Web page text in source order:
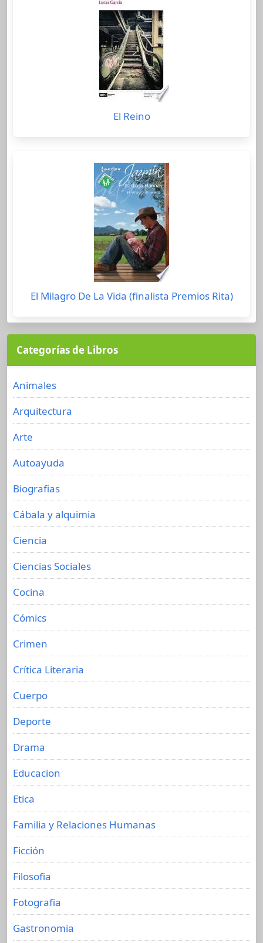
El Reino
El Milagro De La Vida (finalista Premios Rita)
Categorías de Libros
Animales
Arquitectura
Arte
Autoayuda
Biografias
Cábala y alquimia
Ciencia
Ciencias Sociales
Cocina
Cómics
Crimen
Crítica Literaria
Cuerpo
Deporte
Drama
Educacion
Etica
Familia y Relaciones Humanas
Ficción
Filosofia
Fotografia
Gastronomia